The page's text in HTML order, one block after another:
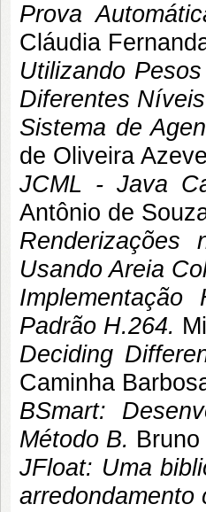
Prova
Cláudia
Utilizando
Diferentes
Sistema de
de Oliveira
JCML - Java
Antônio de
Usando Areia
Padrão H.264.
Deciding
Caminha
BSmart:
Método B.
JFloat: Uma
arredondamento